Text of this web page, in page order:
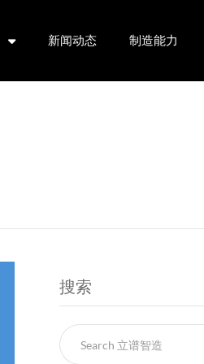
新闻动态 制造能力
搜索